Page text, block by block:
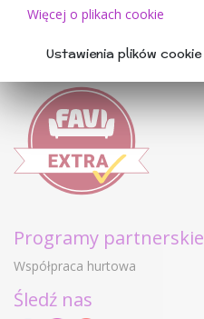
Kontakty
Oceny klientów
Programy partnerskie
Współpraca hurtowa
Śledź nas
Więcej o plikach cookie
Ustawienia plików cookie